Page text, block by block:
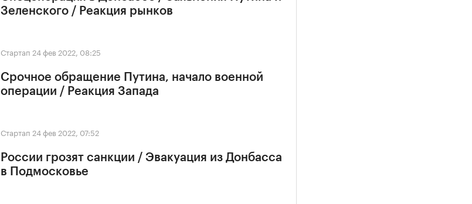
Зеленского / Реакция рынков
Стартап 24 фев 2022, 08:25
Срочное обращение Путина, начало военной
операции / Реакция Запада
Стартап 24 фев 2022, 07:52
России грозят санкции / Эвакуация из Донбасса
в Подмосковье